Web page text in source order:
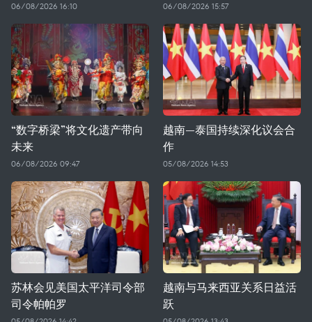
06/08/2026 16:10 06/08/2026 15:57
“数字桥梁”将文化遗产带向
未来
06/08/2026 09:47
越南—泰国持续深化议会合
作
05/08/2026 14:53
苏林会见美国太平洋司令部
司令帕帕罗
越南与马来西亚关系日益活
跃